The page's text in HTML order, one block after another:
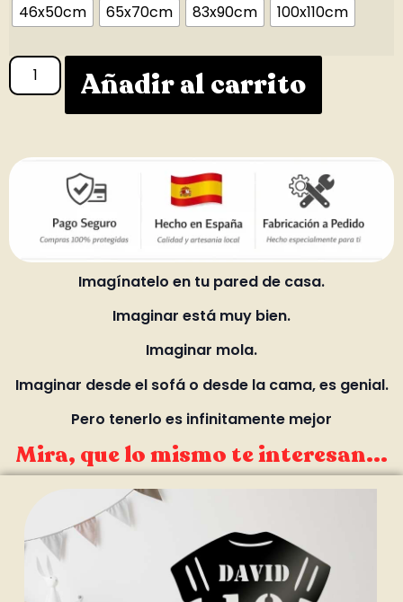
46x50cm 65x70cm 83x90cm 100x110cm
Añadir al carrito
Imagínatelo en tu pared de casa.
Imaginar está muy bien.
Imaginar mola.
Imaginar desde el sofá o desde la cama, es genial.
Pero tenerlo es infinitamente mejor
Mira, que lo mismo te interesan...